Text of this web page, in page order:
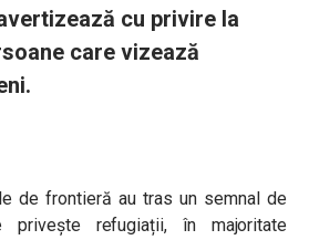
cu privire la
care vizează
de frontieră au tras un semnal de
refugiații, în majoritate